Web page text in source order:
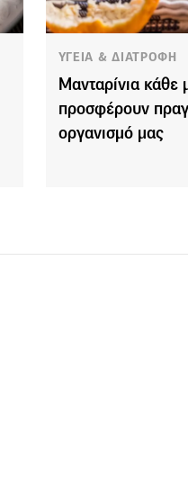
ΥΓΕΙΑ & ΔΙΑΤΡΟΦΗ
Μανταρίνια κάθε
προσφέρουν
οργανισμό μας